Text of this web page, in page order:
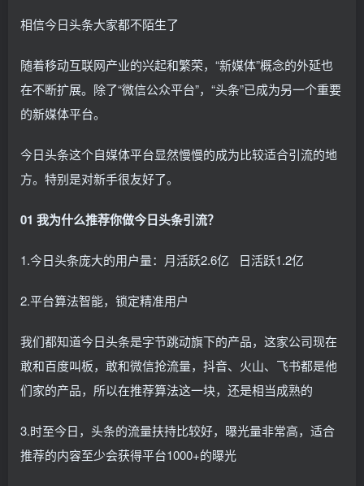
相信今日头条大家都不陌生了
随着移动互联网产业的兴起和繁荣，“新媒体”概念的外延也
在不断扩展。除了“微信公众平台”，“头条”已成为另一个重要
的新媒体平台。
今日头条这个自媒体平台显然慢慢的成为比较适合引流的地
方。特别是对新手很友好了。
01 我为什么推荐你做今日头条引流？
1.今日头条庞大的用户量：月活跃2.6亿 日活跃1.2亿
2.平台算法智能，锁定精准用户
我们都知道今日头条是字节跳动旗下的产品，这家公司现在
敢和百度叫板，敢和微信抢流量，抖音、火山、飞书都是他
们家的产品，所以在推荐算法这一块，还是相当成熟的
3.时至今日，头条的流量扶持比较好，曝光量非常高，适合
推荐的内容至少会获得平台1000+的曝光